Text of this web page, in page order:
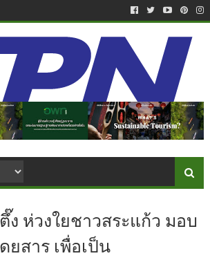
ง ห่วงใยชาวสระแก้ว มอบ
สาร เพื่อเป็น